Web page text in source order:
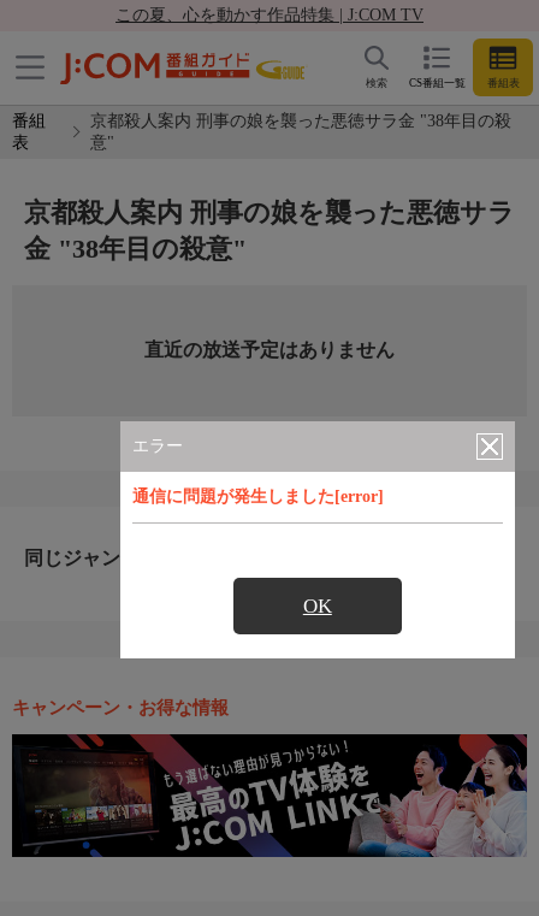
この夏、心を動かす作品特集 | J:COM TV
CS番組一覧 番組表
検索
番組
表
京都殺人案内 刑事の娘を襲った悪徳サラ金 "38年目の殺
意"
エラー
通信に問題が発生しました[error]
OK
京都殺人案内 刑事の娘を襲った悪徳サラ
金 "38年目の殺意"
直近の放送予定はありません
同じジャンルのおすすめ番組
キャンペーン・お得な情報